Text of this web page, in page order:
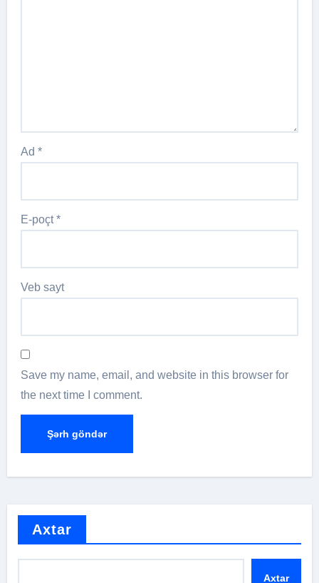
Ad*
E-poçt*
Veb sayt
Save my name, email, and website in this browser for
the next time I comment.
Axtar
Axtar